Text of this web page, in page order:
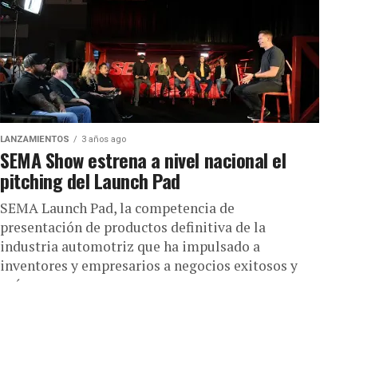
LANZAMIENTOS 3 años ago
SEMA Show estrena a nivel nacional el
pitching del Launch Pad
SEMA Launch Pad, la competencia de
presentación de productos definitiva de la
industria automotriz que ha impulsado a
inventores y empresarios a negocios exitosos y
prósperos...